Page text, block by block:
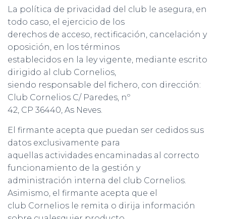
La política de privacidad del club le asegura, en
todo caso, el ejercicio de los
derechos de acceso, rectificación, cancelación y
oposición, en los términos
establecidos en la ley vigente, mediante escrito
dirigido al club Cornelios,
siendo responsable del fichero, con dirección:
Club Cornelios C/ Paredes, nº
42, CP 36440, As Neves.
El firmante acepta que puedan ser cedidos sus
datos exclusivamente para
aquellas actividades encaminadas al correcto
funcionamiento de la gestión y
administración interna del club Cornelios.
Asimismo, el firmante acepta que el
club Cornelios le remita o dirija información